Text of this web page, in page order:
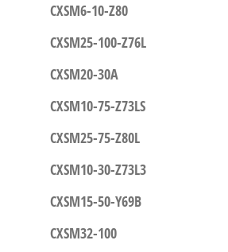
CXSM6-10-Z80
CXSM25-100-Z76L
CXSM20-30A
CXSM10-75-Z73LS
CXSM25-75-Z80L
CXSM10-30-Z73L3
CXSM15-50-Y69B
CXSM32-100